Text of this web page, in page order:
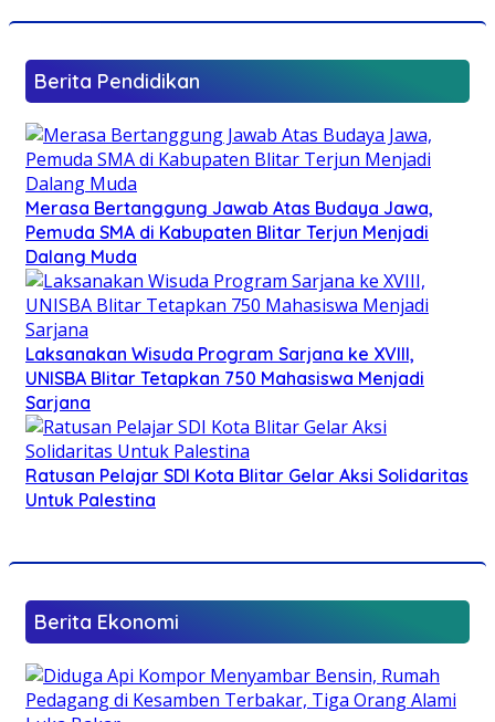
Berita Pendidikan
Merasa Bertanggung Jawab Atas Budaya Jawa,
Pemuda SMA di Kabupaten Blitar Terjun Menjadi
Dalang Muda
Laksanakan Wisuda Program Sarjana ke XVIII,
UNISBA Blitar Tetapkan 750 Mahasiswa Menjadi
Sarjana
Ratusan Pelajar SDI Kota Blitar Gelar Aksi Solidaritas
Untuk Palestina
Berita Ekonomi